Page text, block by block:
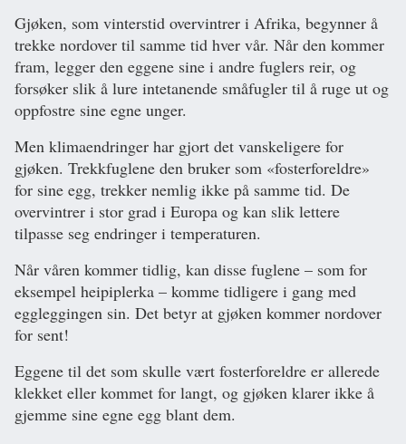
Gjøken, som vinterstid overvintrer i Afrika, begynner å
trekke nordover til samme tid hver vår. Når den kommer
fram, legger den eggene sine i andre fuglers reir, og
forsøker slik å lure intetanende småfugler til å ruge ut og
oppfostre sine egne unger.
Men klimaendringer har gjort det vanskeligere for
gjøken. Trekkfuglene den bruker som «fosterforeldre»
for sine egg, trekker nemlig ikke på samme tid. De
overvintrer i stor grad i Europa og kan slik lettere
tilpasse seg endringer i temperaturen.
Når våren kommer tidlig, kan disse fuglene – som for
eksempel heipiplerka – komme tidligere i gang med
eggleggingen sin. Det betyr at gjøken kommer nordover
for sent!
Eggene til det som skulle vært fosterforeldre er allerede
klekket eller kommet for langt, og gjøken klarer ikke å
gjemme sine egne egg blant dem.